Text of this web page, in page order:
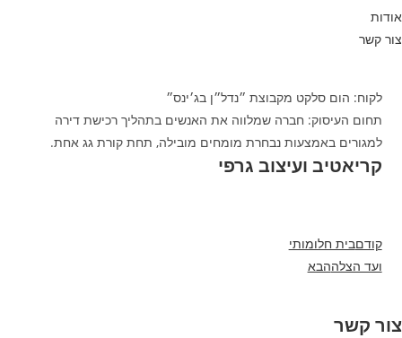
אודות
צור קשר
לקוח: הום סלקט מקבוצת ״נדל״ן בג׳ינס״
תחום העיסוק: חברה שמלווה את האנשים בתהליך רכישת דירה
למגורים באמצעות נבחרת מומחים מובילה, תחת קורת גג אחת.
קריאטיב ועיצוב גרפי
קודםבית חלומותי
ועד הצלההבא
צור קשר